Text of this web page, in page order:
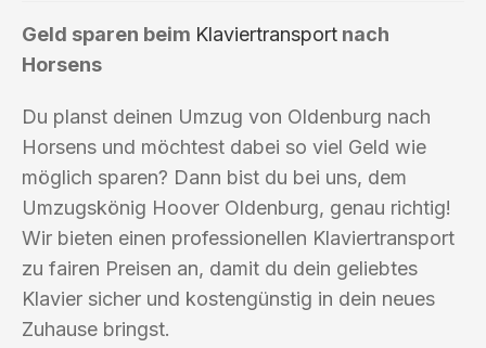
Geld sparen beim Klaviertransport nach
Horsens
Du planst deinen Umzug von Oldenburg nach
Horsens und möchtest dabei so viel Geld wie
möglich sparen? Dann bist du bei uns, dem
Umzugskönig Hoover Oldenburg, genau richtig!
Wir bieten einen professionellen Klaviertransport
zu fairen Preisen an, damit du dein geliebtes
Klavier sicher und kostengünstig in dein neues
Zuhause bringst.